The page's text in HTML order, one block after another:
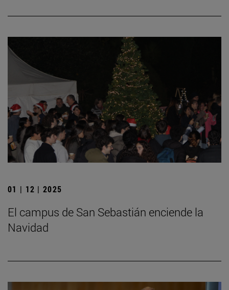
01 | 12 | 2025
El campus de San Sebastián enciende la
Navidad